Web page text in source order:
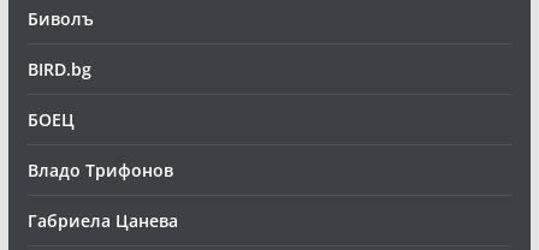
Биволъ
BIRD.bg
БОЕЦ
Владо Трифонов
Габриела Цанева